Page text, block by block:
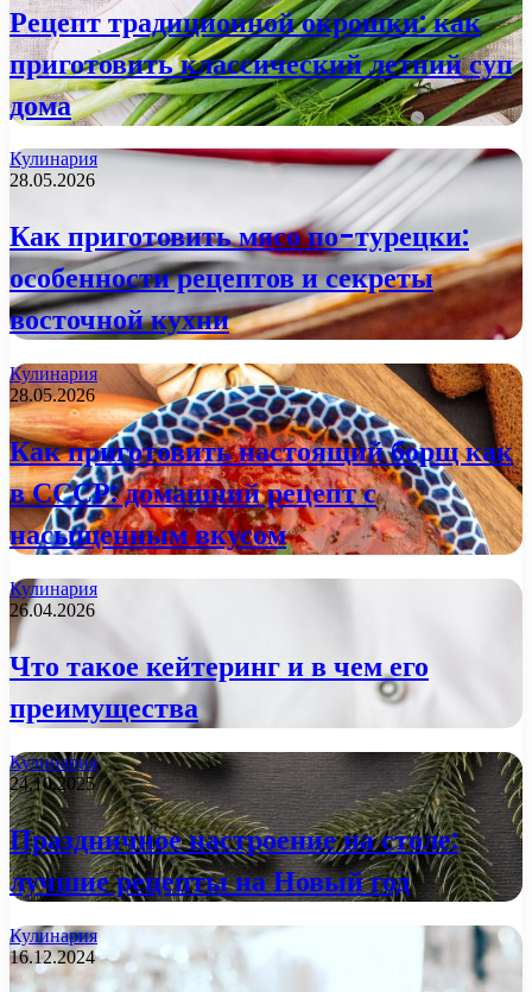
Рецепт традиционной окрошки: как
приготовить классический летний суп
дома
Кулинария
28.05.2026
Как приготовить мясо по-турецки:
особенности рецептов и секреты
восточной кухни
Кулинария
28.05.2026
Как приготовить настоящий борщ как
в СССР: домашний рецепт с
насыщенным вкусом
Кулинария
26.04.2026
Что такое кейтеринг и в чем его
преимущества
Кулинария
24.10.2025
Праздничное настроение на столе:
лучшие рецепты на Новый год
Кулинария
16.12.2024